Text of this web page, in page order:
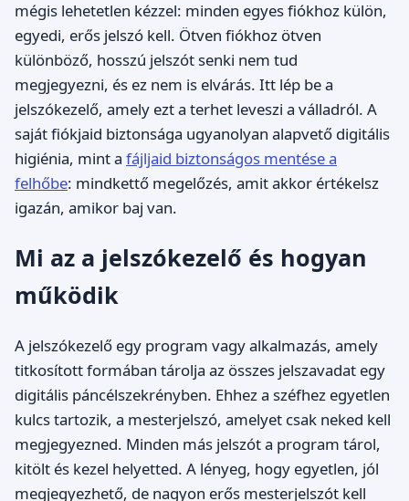
mégis lehetetlen kézzel: minden egyes fiókhoz külön,
egyedi, erős jelszó kell. Ötven fiókhoz ötven
különböző, hosszú jelszót senki nem tud
megjegyezni, és ez nem is elvárás. Itt lép be a
jelszókezelő, amely ezt a terhet leveszi a válladról. A
saját fiókjaid biztonsága ugyanolyan alapvető digitális
higiénia, mint a fájljaid biztonságos mentése a
felhőbe: mindkettő megelőzés, amit akkor értékelsz
igazán, amikor baj van.
Mi az a jelszókezelő és hogyan
működik
A jelszókezelő egy program vagy alkalmazás, amely
titkosított formában tárolja az összes jelszavadat egy
digitális páncélszekrényben. Ehhez a széfhez egyetlen
kulcs tartozik, a mesterjelszó, amelyet csak neked kell
megjegyezned. Minden más jelszót a program tárol,
kitölt és kezel helyetted. A lényeg, hogy egyetlen, jól
megjegyezhető, de nagyon erős mesterjelszót kell